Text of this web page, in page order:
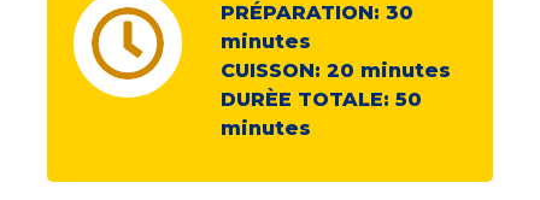
PRÉPARATION:30
minutes
CUISSON:20 minutes
DURÈE TOTALE:50
minutes